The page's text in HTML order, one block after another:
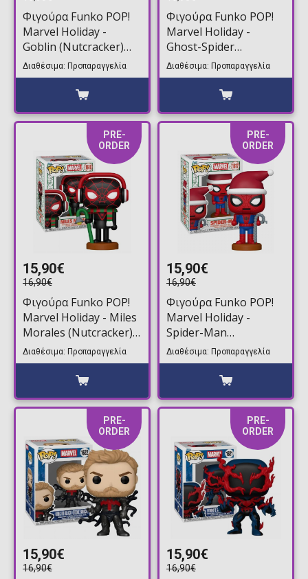
Φιγούρα Funko POP!
Marvel Holiday -
Goblin (Nutcracker)
#1620
Διαθέσιμα: Προπαραγγελία
Φιγούρα Funko POP!
Marvel Holiday -
Ghost-Spider
(Nutcracker) #1619
Διαθέσιμα: Προπαραγγελία
PRE-
ORDER
15,90€
16,90€
Φιγούρα Funko POP!
Marvel Holiday - Miles
Morales (Nutcracker)
#1618
Διαθέσιμα: Προπαραγγελία
PRE-
ORDER
15,90€
16,90€
Φιγούρα Funko POP!
Marvel Holiday -
Spider-Man
(Nutcracker) #1617
Διαθέσιμα: Προπαραγγελία
PRE-
ORDER
15,90€
16,90€
PRE-
ORDER
15,90€
16,90€